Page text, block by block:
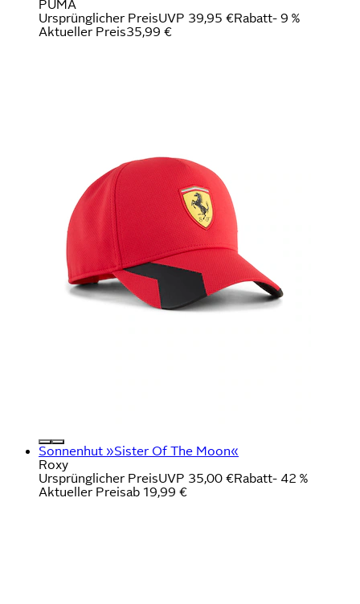
PUMA
Ursprünglicher PreisUVP 39,95 €Rabatt- 9 %
Aktueller Preis35,99 €
Sonnenhut »Sister Of The Moon«
Roxy
Ursprünglicher PreisUVP 35,00 €Rabatt- 42 %
Aktueller Preisab 19,99 €